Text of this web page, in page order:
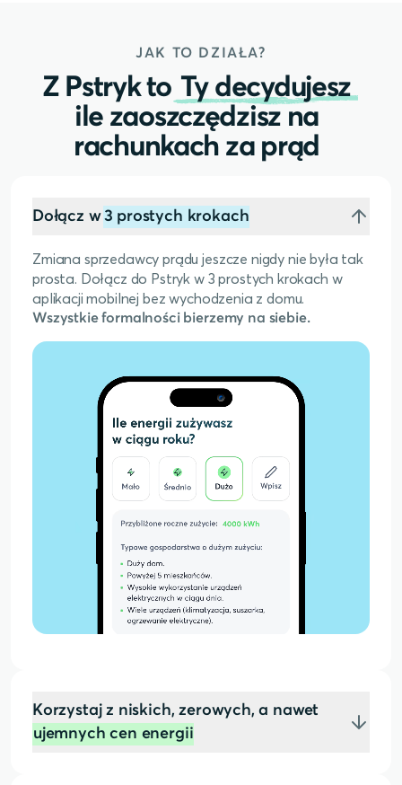
JAK TO DZIAŁA?
Z Pstryk to Ty decydujesz
ile zaoszczędzisz na
rachunkach za prąd
Dołącz w3 prostych krokach
Zmiana sprzedawcy prądu jeszcze nigdy nie była tak
prosta. Dołącz do Pstryk w 3 prostych krokach w
aplikacji mobilnej bez wychodzenia z domu.
Wszystkie formalności bierzemy na siebie.
Korzystaj z niskich, zerowych, a nawet
ujemnych cen energii